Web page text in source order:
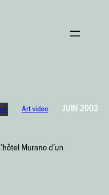
Art video JUIN 2002
Murano d’un